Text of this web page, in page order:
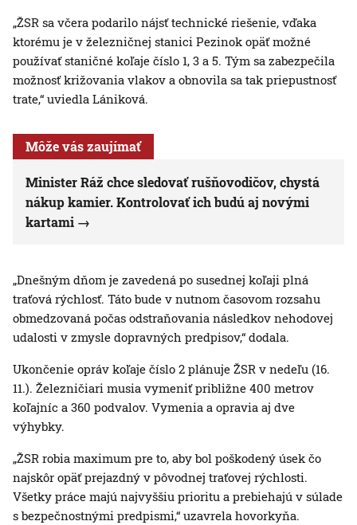
„ŽSR sa včera podarilo nájsť technické riešenie, vďaka
ktorému je v železničnej stanici Pezinok opäť možné
používať staničné koľaje číslo 1, 3 a 5. Tým sa zabezpečila
možnosť križovania vlakov a obnovila sa tak priepustnosť
trate,“ uviedla Lániková.
Môže vás zaujímať
Minister Ráž chce sledovať rušňovodičov, chystá
nákup kamier. Kontrolovať ich budú aj novými
kartami
„Dnešným dňom je zavedená po susednej koľaji plná
traťová rýchlosť. Táto bude v nutnom časovom rozsahu
obmedzovaná počas odstraňovania následkov nehodovej
udalosti v zmysle dopravných predpisov,“ dodala.
Ukončenie opráv koľaje číslo 2 plánuje ŽSR v nedeľu (16.
11.). Železničiari musia vymeniť približne 400 metrov
koľajníc a 360 podvalov. Vymenia a opravia aj dve
výhybky.
„ŽSR robia maximum pre to, aby bol poškodený úsek čo
najskôr opäť prejazdný v pôvodnej traťovej rýchlosti.
Všetky práce majú najvyššiu prioritu a prebiehajú v súlade
s bezpečnostnými predpismi,“ uzavrela hovorkyňa.